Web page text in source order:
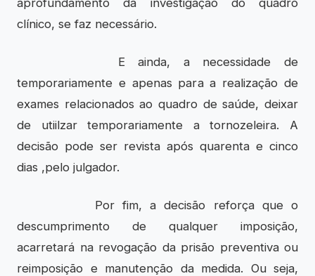
clínico, se faz necessário.
E ainda, a necessidade de
temporariamente e apenas para a realização de
exames relacionados ao quadro de saúde, deixar
de utiilzar temporariamente a tornozeleira. A
decisão pode ser revista após quarenta e cinco
dias ,pelo julgador.
Por fim, a decisão reforça que o
descumprimento de qualquer imposição,
acarretará na revogação da prisão preventiva ou
reimposição e manutenção da medida. Ou seja,